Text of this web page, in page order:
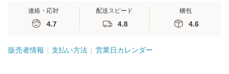
連絡・応対
4.7
配送スピード
4.8
梱包
4.6
販売者情報 支払い方法 営業日カレンダー